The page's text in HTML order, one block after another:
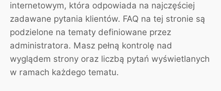
internetowym, która odpowiada na najczęściej
zadawane pytania klientów. FAQ na tej stronie są
podzielone na tematy definiowane przez
administratora. Masz pełną kontrolę nad
wyglądem strony oraz liczbą pytań wyświetlanych
w ramach każdego tematu.